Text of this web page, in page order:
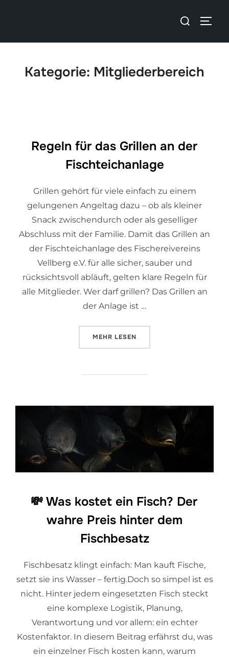
Kategorie: Mitgliederbereich
Regeln für das Grillen an der
Fischteichanlage
Grillen gehört für viele einfach zu einem
gelungenen Angeltag dazu – ob als kleiner
Snack zwischendurch oder als geselliger
Abschluss mit der Familie. Damit das Grillen an
der Fischteichanlage des Fischereivereins
Vellberg e.V. für alle sicher, sauber und
rücksichtsvoll abläuft, gelten klare Regeln für
alle Mitglieder. Wer darf grillen? Das Grillen an
der Anlage ist …
MEHR LESEN
💸 Was kostet ein Fisch? Der
wahre Preis hinter dem
Fischbesatz
Fischbesatz klingt einfach: Man kauft Fische,
setzt sie ins Wasser – fertig.Doch so simpel ist es
nicht. Hinter jedem eingesetzten Fisch steckt
eine komplexe Logistik, Planung,
Verantwortung und vor allem: ein echter
Kostenfaktor. In diesem Beitrag erfährst du, was
ein einzelner Fisch kosten kann, warum